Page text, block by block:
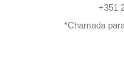
+351
*Chamada